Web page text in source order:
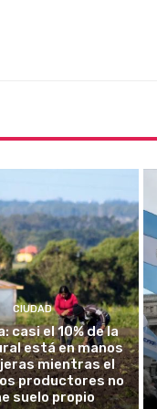
CIUDAD
casi el 10% de la
está en manos
mientras el
productores no
suelo propio